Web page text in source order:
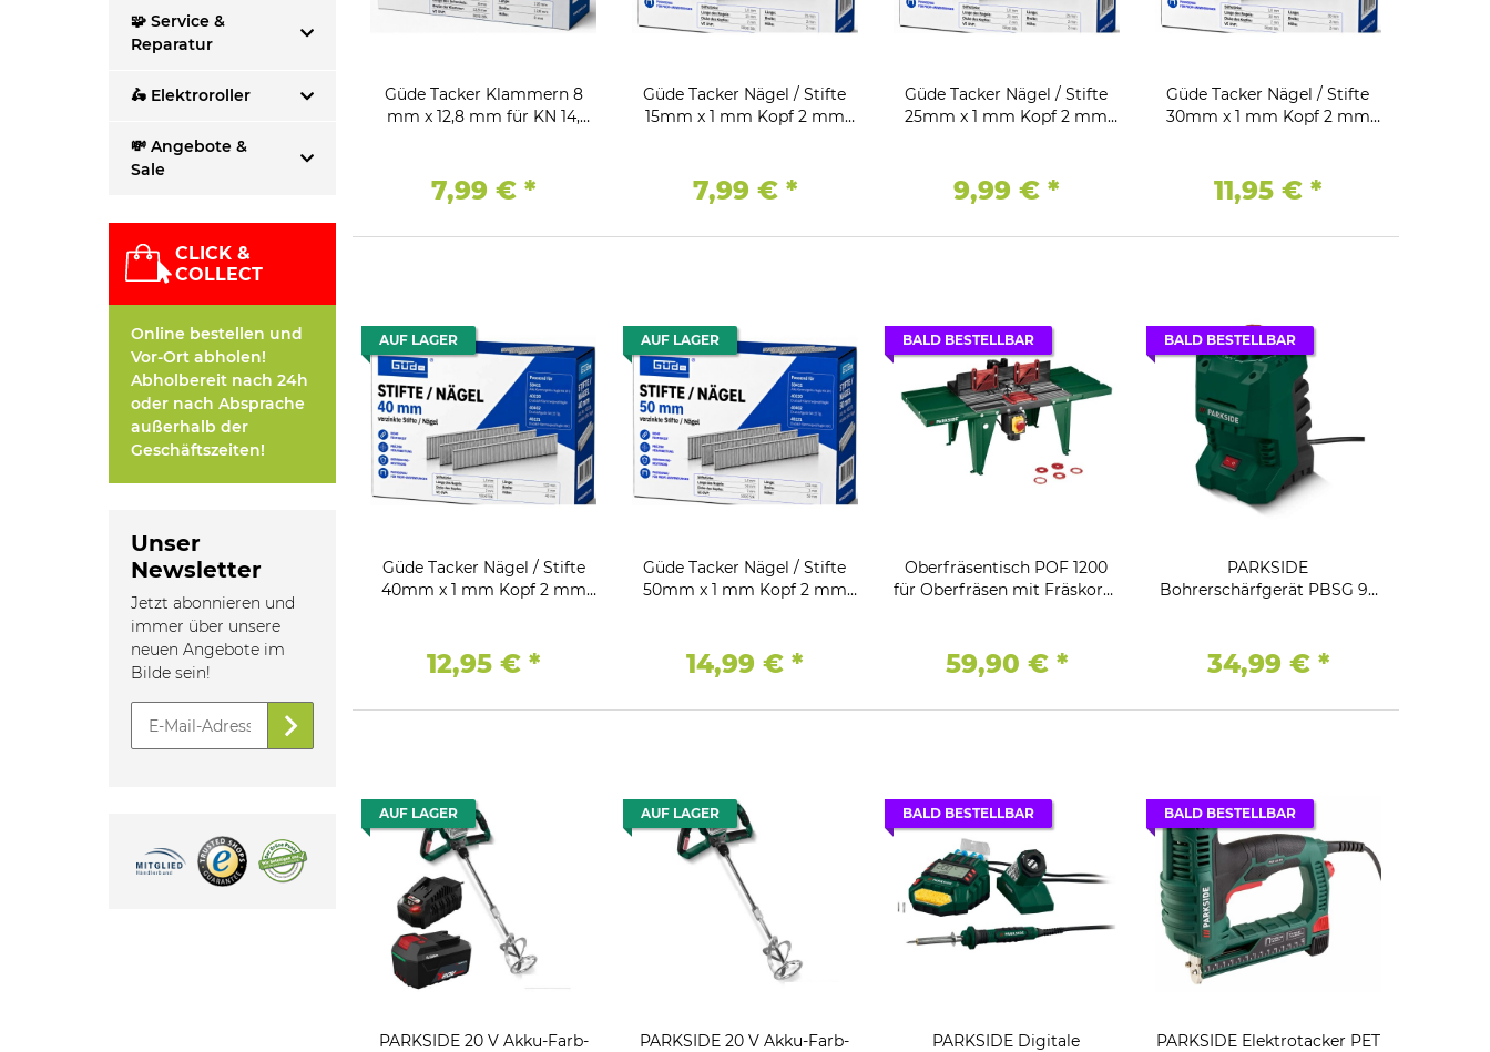
Güde Tacker Klammern 8
mm x 12,8 mm für KN 14,
7,99 €*
Güde Tacker Nägel / Stifte
15mm x 1 mm Kopf 2 mm
7,99 € *
Güde Tacker Nägel / Stifte
25mm x 1 mm Kopf 2 mm
9,99 €*
Güde Tacker Nägel / Stifte
30mm x 1 mm Kopf 2 mm
11,95 €*
AUF LAGER
Güde Tacker Nägel / Stifte
40mm x 1 mm Kopf 2 mm
12,95 €*
AUF LAGER
Güde Tacker Nägel / Stifte
50mm x 1 mm Kopf 2 mm
14,99 €*
BALD BESTELLBAR
Oberfräsentisch POF 1200
für Oberfräsen mit Fräskorb-
59,90 € *
BALD BESTELLBAR
PARKSIDE
Bohrerschärfgerät PBSG 95
34,99 € *
AUF LAGER
PARKSIDE 20 V Akku-Farb-
AUF LAGER
PARKSIDE 20 V Akku-Farb-
BALD BESTELLBAR
PARKSIDE Digitale
BALD BESTELLBAR
PARKSIDE Elektrotacker PET
🧩 Service &
Reparatur
🛵 Elektroroller
💸 Angebote &
Sale
CLICK &
COLLECT
Online bestellen und
Vor-Ort abholen!
Abholbereit nach 24h
oder nach Absprache
außerhalb der
Geschäftszeiten!
Unser
Newsletter
Jetzt abonnieren und
immer über unsere
neuen Angebote im
Bilde sein!